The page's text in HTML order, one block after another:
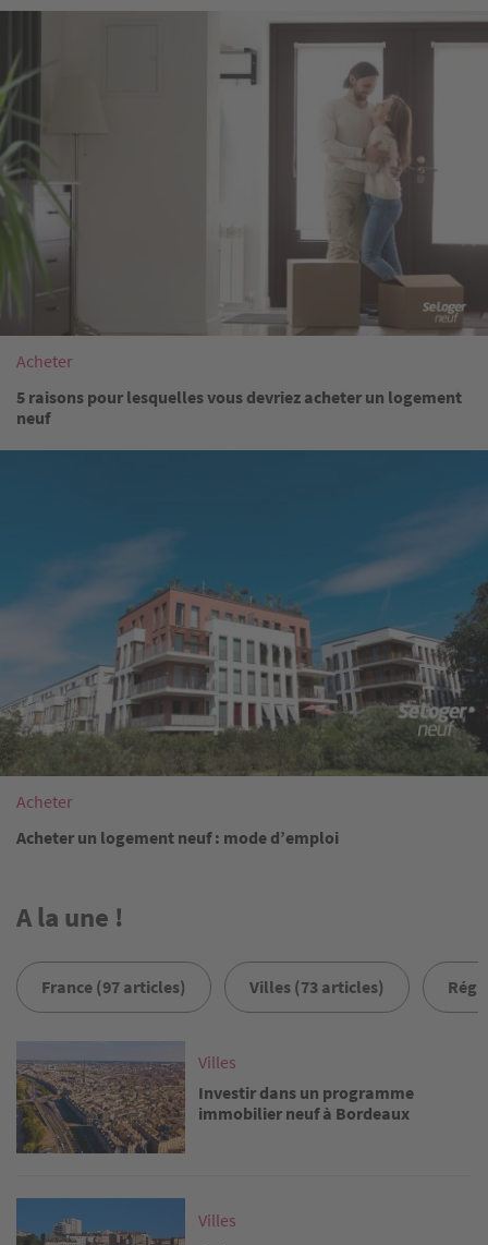
Acheter
5 raisons pour lesquelles vous devriez acheter un logement
neuf
Acheter
Acheter un logement neuf : mode d’emploi
A la une !
France (97 articles) Villes (73 articles)
Villes
Investir dans un programme
immobilier neuf à Bordeaux
Villes